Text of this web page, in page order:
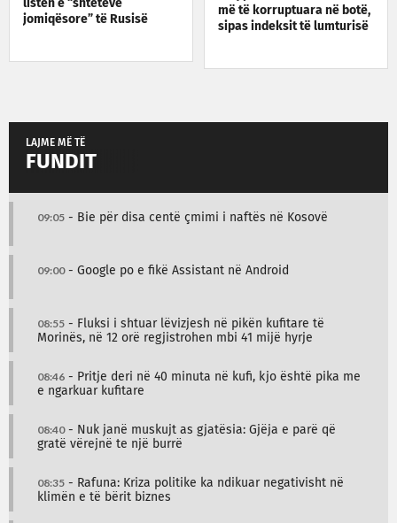
më të korruptuara në botë,
sipas indeksit të lumturisë
listën e “shteteve
jomiqësore” të Rusisë
LAJME MË TË
FUNDIT
09:05 - Bie për disa centë çmimi i naftës në Kosovë
09:00- Google po e fikë Assistant në Android
08:55 - Fluksi i shtuar lëvizjesh në pikën kufitare të
Morinës, në 12 orë regjistrohen mbi 41 mijë hyrje
08:46 - Pritje deri në 40 minuta në kufi, kjo është pika me
e ngarkuar kufitare
08:40- Nuk janë muskujt as gjatësia: Gjëja e parë që
gratë vërejnë te një burrë
08:35 - Rafuna: Kriza politike ka ndikuar negativisht në
klimën e të bërit biznes